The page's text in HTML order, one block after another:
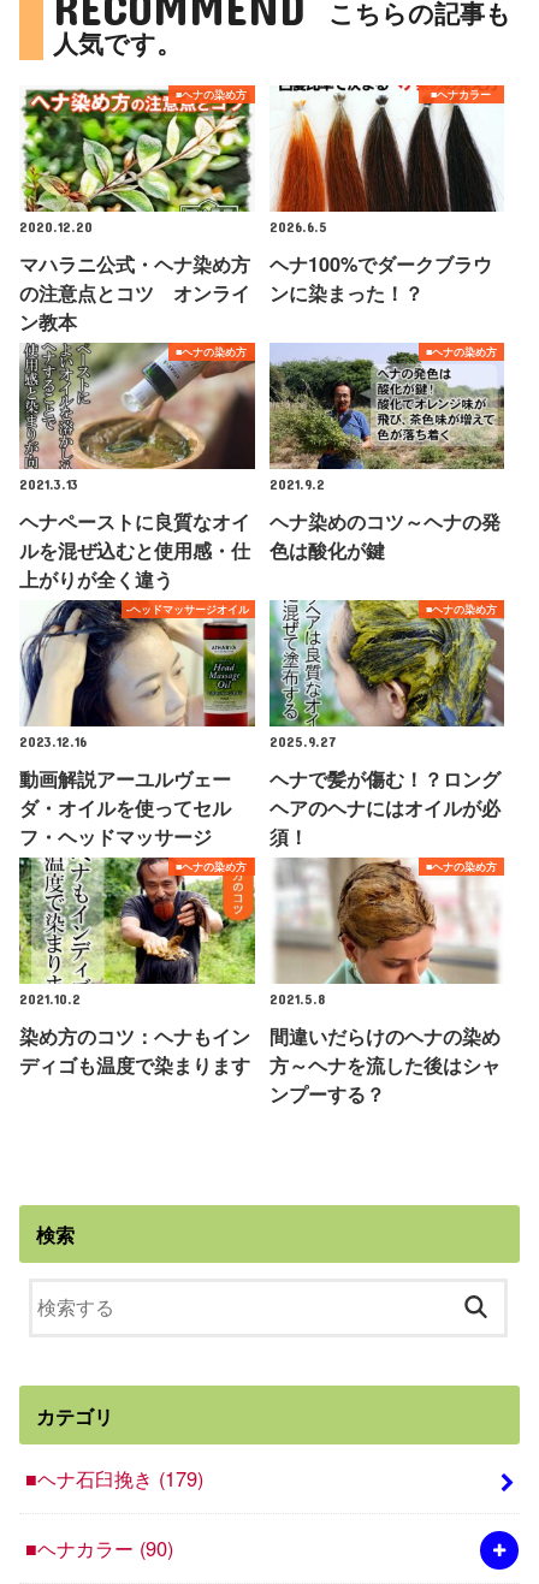
こちらの記事も
人気です。
■ヘナの染め方
2020.12.20
マハラニ公式・ヘナ染め方
の注意点とコツ オンライ
ン教本
■ヘナカラー
2026.6.5
ヘナ100%でダークブラウ
ンに染まった！？
■ヘナの染め方
2021.3.13
ヘナペーストに良質なオイ
ルを混ぜ込むと使用感・仕
上がりが全く違う
■ヘナの染め方
2021.9.2
ヘナ染めのコツ～ヘナの発
色は酸化が鍵
-ヘッドマッサージオイル
2023.12.16
動画解説アーユルヴェー
ダ・オイルを使ってセル
フ・ヘッドマッサージ
■ヘナの染め方
2025.9.27
ヘナで髪が傷む！？ロング
ヘアのヘナにはオイルが必
須！
■ヘナの染め方
2021.10.2
染め方のコツ：ヘナもイン
ディゴも温度で染まります
■ヘナの染め方
2021.5.8
間違いだらけのヘナの染め
方～ヘナを流した後はシャ
ンプーする？
検索
カテゴリ
■ヘナ石臼挽き (179)
■ヘナカラー (90)